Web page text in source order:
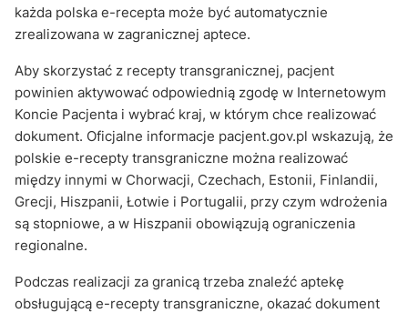
każda polska e-recepta może być automatycznie
zrealizowana w zagranicznej aptece.
Aby skorzystać z recepty transgranicznej, pacjent
powinien aktywować odpowiednią zgodę w Internetowym
Koncie Pacjenta i wybrać kraj, w którym chce realizować
dokument. Oficjalne informacje pacjent.gov.pl wskazują, że
polskie e-recepty transgraniczne można realizować
między innymi w Chorwacji, Czechach, Estonii, Finlandii,
Grecji, Hiszpanii, Łotwie i Portugalii, przy czym wdrożenia
są stopniowe, a w Hiszpanii obowiązują ograniczenia
regionalne.
Podczas realizacji za granicą trzeba znaleźć aptekę
obsługującą e-recepty transgraniczne, okazać dokument